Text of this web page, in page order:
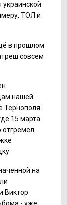
украинской
ТОЛ и
в прошлом
совсем
нашей
Тернополя
15 марта
отгремел
на
Виктор
- уже